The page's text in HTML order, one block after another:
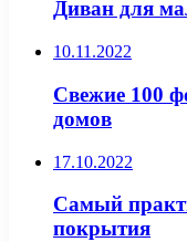
Диван для
10.11.2022
Свежие 100
домов
17.10.2022
Самый
покрытия